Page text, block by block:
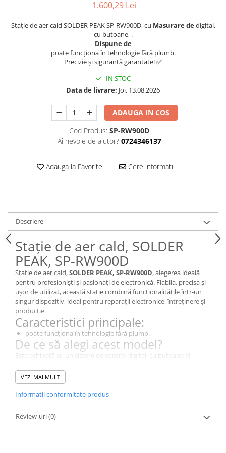
1.600,29 Lei
Stație de aer cald SOLDER PEAK SP-RW900D, cu Masurare dedigital,
cu butoane, .
Dispune de
poate funcționa în tehnologie fără plumb.
Precizie și siguranță garantate! ✅
IN STOC
Data de livrare: Joi, 13.08.2026
ADAUGA IN COS
Cod Produs: SP-RW900D
Ai nevoie de ajutor? 0724346137
Adauga la Favorite Cere informatii
Descriere
Stație de aer cald, SOLDER
PEAK, SP-RW900D
Stație de aer cald,SOLDER PEAK, SP-RW900D, alegerea ideală
pentru profesioniști și pasionați de electronică. Fiabila, precisa și
ușor de utilizat, această stație combină funcționalitățile într-un
singur dispozitiv, ideal pentru reparații electronice, întreținere și
producție.
Caracteristici principale:
poate funcționa în tehnologie fără plumb.
De ce să alegi acest model?
Este echipată cu un sistem de control digital, cu butoane al
rapidă și precisă a temperaturii. Stația este prevazuta cu
functionalitati ca poate funcționa în tehnologie fără plumb.
Specificații Tehnice
Caracteristică
VEZI MAI MULT
Informatii conformitate produs
Review-uri(0)